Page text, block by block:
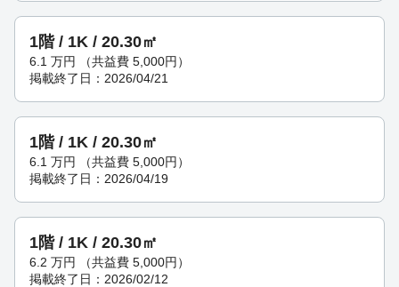
1階 / 1K / 20.30㎡
6.1 万円 （共益費 5,000円）
掲載終了日：2026/04/21
1階 / 1K / 20.30㎡
6.1 万円 （共益費 5,000円）
掲載終了日：2026/04/19
1階 / 1K / 20.30㎡
6.2 万円 （共益費 5,000円）
掲載終了日：2026/02/12